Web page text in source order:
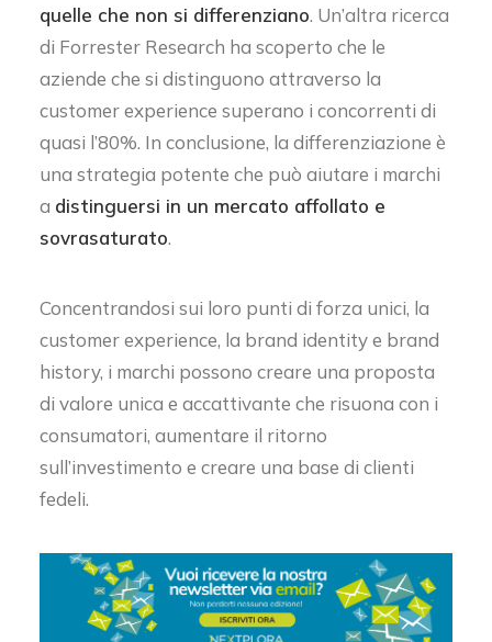
quelle che non si differenziano. Un’altra ricerca
di Forrester Research ha scoperto che le
aziende che si distinguono attraverso la
customer experience superano i concorrenti di
quasi l’80%. In conclusione, la differenziazione è
una strategia potente che può aiutare i marchi
a distinguersi in un mercato affollato e
sovrasaturato.
Concentrandosi sui loro punti di forza unici, la
customer experience, la brand identity e brand
history, i marchi possono creare una proposta
di valore unica e accattivante che risuona con i
consumatori, aumentare il ritorno
sull’investimento e creare una base di clienti
fedeli.